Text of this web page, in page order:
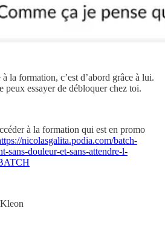
la formation, c’est d’abord grâce à lui.
peux essayer de débloquer chez toi.
à la formation qui est en promo
nicolasgalita.podia.com/batch-
sans-douleur-et-sans-attendre-l-